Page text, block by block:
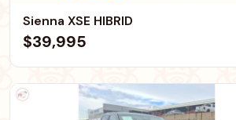
Sienna XSE HIBRID
$39,995